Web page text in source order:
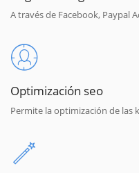
A través de Facebook, Paypal
Optimización seo
Permite la optimización de